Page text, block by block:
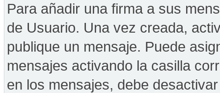
Para añadir una firma a sus
de Usuario. Una vez creada,
publique un mensaje. Puede
mensajes activando la casilla
en los mensajes, debe